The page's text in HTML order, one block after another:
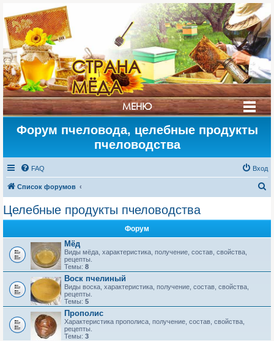
СТРАНА
МЁДА
МЕНЮ
Форум пчеловода, целебные продукты
пчеловодства
FAQ Вход
Список форумов
Целебные продукты пчеловодства
Форум
Мёд
Виды мёда, характеристика, получение, состав, свойства,
рецепты.
Темы: 8
Воск пчелиный
Виды воска, характеристика, получение, состав, свойства,
рецепты.
Темы: 5
Прополис
Характеристика прополиса, получение, состав, свойства,
рецепты.
Темы: 3